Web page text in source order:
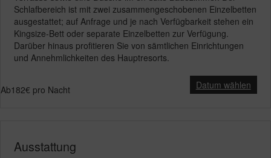
Schlafbereich ist mit zwei zusammengeschobenen Einzelbetten
ausgestattet; auf Anfrage und je nach Verfügbarkeit stehen ein
Kingsize-Bett oder separate Einzelbetten zur Verfügung.
Darüber hinaus profitieren Sie von sämtlichen Einrichtungen
und Annehmlichkeiten des Hauptresorts.
Datum wählen
Ab182€ pro Nacht
Ausstattung